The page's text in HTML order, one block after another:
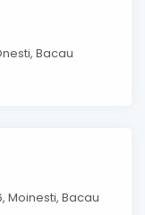
Bacau
Moinesti, Bacau